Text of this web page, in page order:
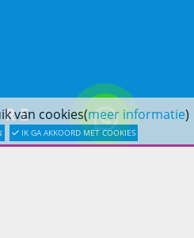
van cookies(meer informatie)
IK GA AKKOORD MET COOKIES